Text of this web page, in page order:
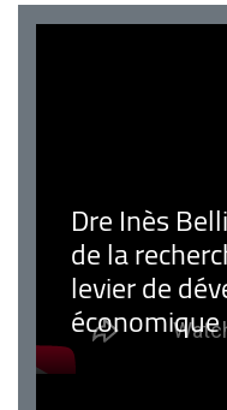
Dre Inès
de la
levier de